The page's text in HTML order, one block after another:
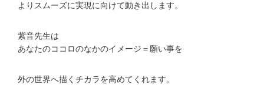
よりスムーズに実現に向けて動き出します。
紫音先生は
あなたのココロのなかのイメージ＝願い事を
外の世界へ描くチカラを高めてくれます。